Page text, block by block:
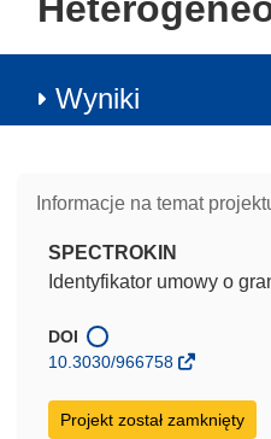
Wyniki
Informacje na temat
SPECTROKIN
Identyfikator umowy o
DOI
10.3030/966758
Projekt został zamknięty